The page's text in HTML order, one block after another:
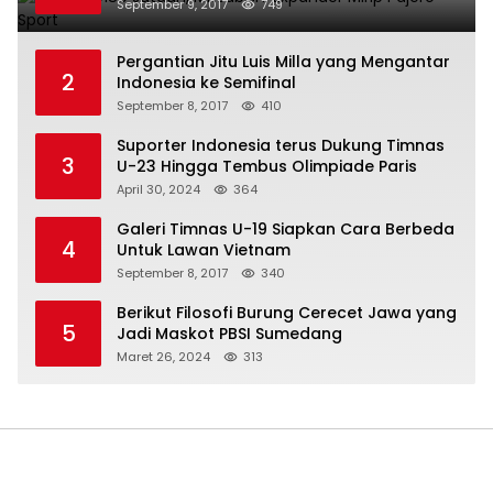
September 9, 2017 749
2
Pergantian Jitu Luis Milla yang Mengantar
Indonesia ke Semifinal
September 8, 2017 410
3
Suporter Indonesia terus Dukung Timnas
U-23 Hingga Tembus Olimpiade Paris
April 30, 2024 364
4
Galeri Timnas U-19 Siapkan Cara Berbeda
Untuk Lawan Vietnam
September 8, 2017 340
5
Berikut Filosofi Burung Cerecet Jawa yang
Jadi Maskot PBSI Sumedang
Maret 26, 2024 313